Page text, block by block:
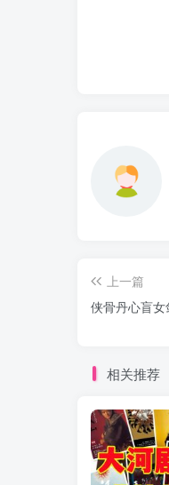
上一篇
侠骨丹心盲
相关推荐